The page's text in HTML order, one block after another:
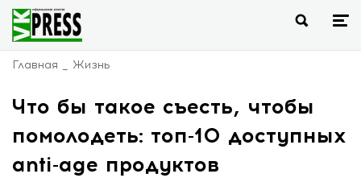
Главная Жизнь
Что бы такое съесть, чтобы
помолодеть: топ-10 доступных
anti-age продуктов